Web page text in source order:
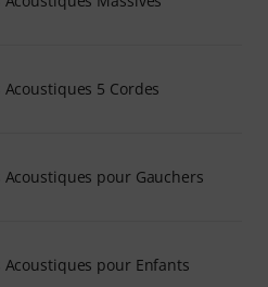
5 Cordes
Acoustiques pour Gauchers
Acoustiques pour Enfants